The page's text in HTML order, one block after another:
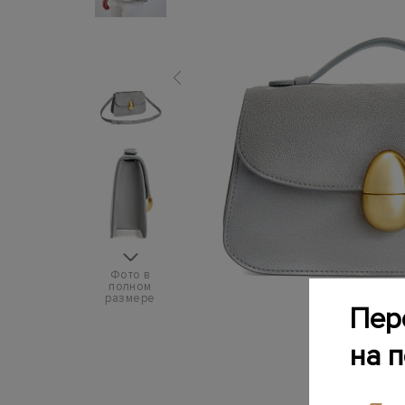
Фото в
полном
размере
на